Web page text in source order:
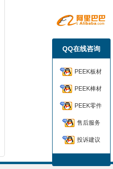
QQ在线咨询
PEEK板材
PEEK棒材
PEEK零件
售后服务
投诉建议